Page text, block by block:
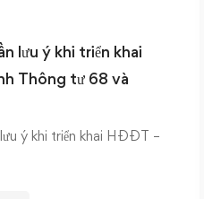
lưu ý khi triển khai
Thông tư 68 và
ý khi triển khai HĐĐT –